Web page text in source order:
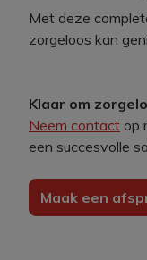
Met deze
zorgeloos kan
Klaar om
Neem contact op
een succesvolle
Maak een